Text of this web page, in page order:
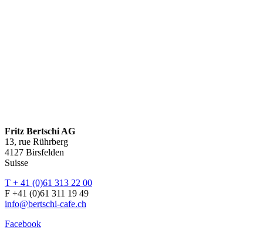
Fritz Bertschi AG
13, rue Rührberg
4127 Birsfelden
Suisse
T + 41 (0)61 313 22 00
F +41 (0)61 311 19 49
info@bertschi-cafe.ch
Facebook